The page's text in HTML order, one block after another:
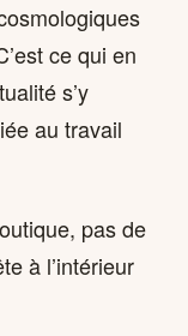
ce qui en
s’y
au travail
pas de
à l’intérieur